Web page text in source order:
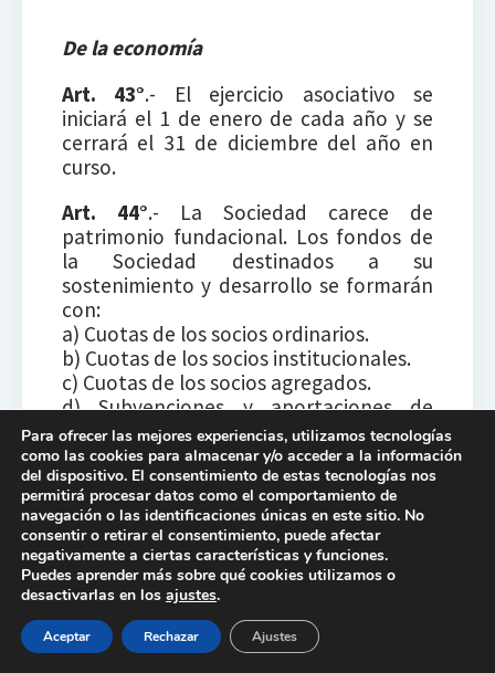
De la economía
Art. 43°.- El ejercicio asociativo se
iniciará el 1 de enero de cada año y se
cerrará el 31 de diciembre del año en
curso.
Art. 44°.- La Sociedad carece de
patrimonio fundacional. Los fondos de
la Sociedad destinados a su
sostenimiento y desarrollo se formarán
con:
a) Cuotas de los socios ordinarios.
b) Cuotas de los socios institucionales.
c) Cuotas de los socios agregados.
d) Subvenciones y aportaciones de
cualquier fuente, siempre que sean
aceptadas por la Junta Directiva y su
aceptación ratificada por la Junta
General.
e) Superávit si lo hubiere de cualquier
actividad organizada por la SEDEM
Art 45°.- La cuantía de la cuota de los
socios ordinarios, institucionales y
agregados será fijada por la Junta
Para ofrecer las mejores experiencias, utilizamos tecnologías
como las cookies para almacenar y/o acceder a la información
del dispositivo. El consentimiento de estas tecnologías nos
permitirá procesar datos como el comportamiento de
navegación o las identificaciones únicas en este sitio. No
consentir o retirar el consentimiento, puede afectar
negativamente a ciertas características y funciones.
Puedes aprender más sobre qué cookies utilizamos o
desactivarlas en los ajustes.
Aceptar Rechazar Ajustes